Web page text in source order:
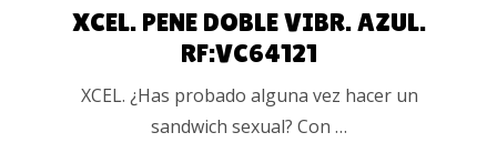
XCEL. PENE DOBLE VIBR. AZUL.
RF:VC64121
XCEL. ¿Has probado alguna vez hacer un
sandwich sexual? Con …